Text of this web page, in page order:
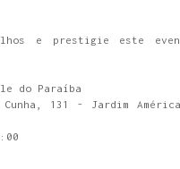
e prestigie este
do Paraíba
131 - Jardim